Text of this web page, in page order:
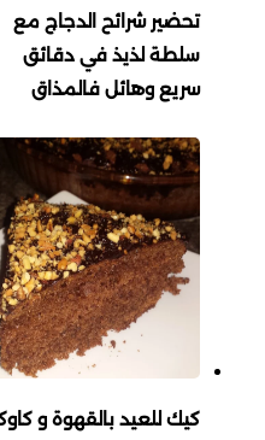
تحضير شرائح الدجاج مع
سلطة لذيذ في دقائق
سريع وهائل فالمذاق
كيك للعيد بالقهوة و